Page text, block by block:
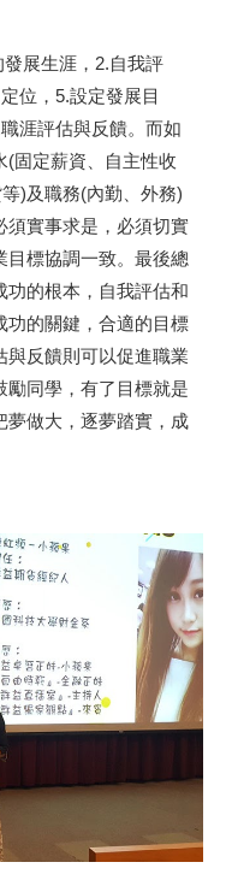
展生涯，2.自我評
位，5.設定發展目
涯評估與反饋。而如
(固定薪資、自主性收
)及職務(內勤、外務)
須實事求是，必須切實
目標協調一致。最後總
功的根本，自我評估和
功的關鍵，合適的目標
與反饋則可以促進職業
勵同學，有了目標就是
夢做大，逐夢踏實，成